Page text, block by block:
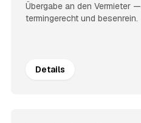
Übergabe an den Vermieter —
termingerecht und besenrein.
Details